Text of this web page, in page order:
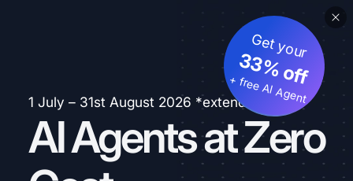
1 July – 31st August 2026 *extended
AI Agents at Zero
Get your
33% off
+ free AI Agent